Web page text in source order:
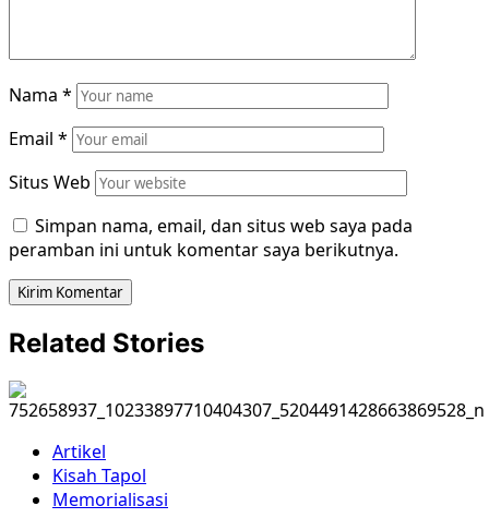
Nama *
Email *
Situs Web
Simpan nama, email, dan situs web saya pada
peramban ini untuk komentar saya berikutnya.
Related Stories
Artikel
Kisah Tapol
Memorialisasi